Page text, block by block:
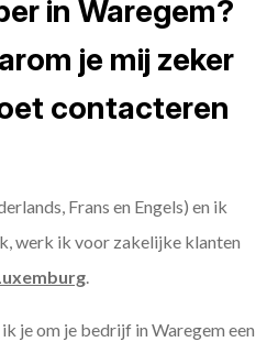
in Waregem?
je mij zeker
contacteren
Frans en Engels) en ik
werk ik voor zakelijke klanten
.
je om je bedrijf in Waregem een